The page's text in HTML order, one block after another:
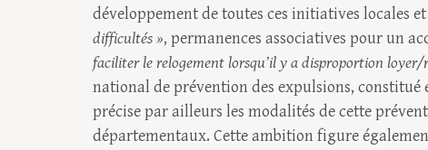
développement de toutes ces initiatives locales
difficultés », permanences associatives pour un
faciliter le relogement lorsqu’il y a disproportion loyer/
national de prévention des expulsions,
précise par ailleurs les modalités de cette
départementaux. Cette ambition figure